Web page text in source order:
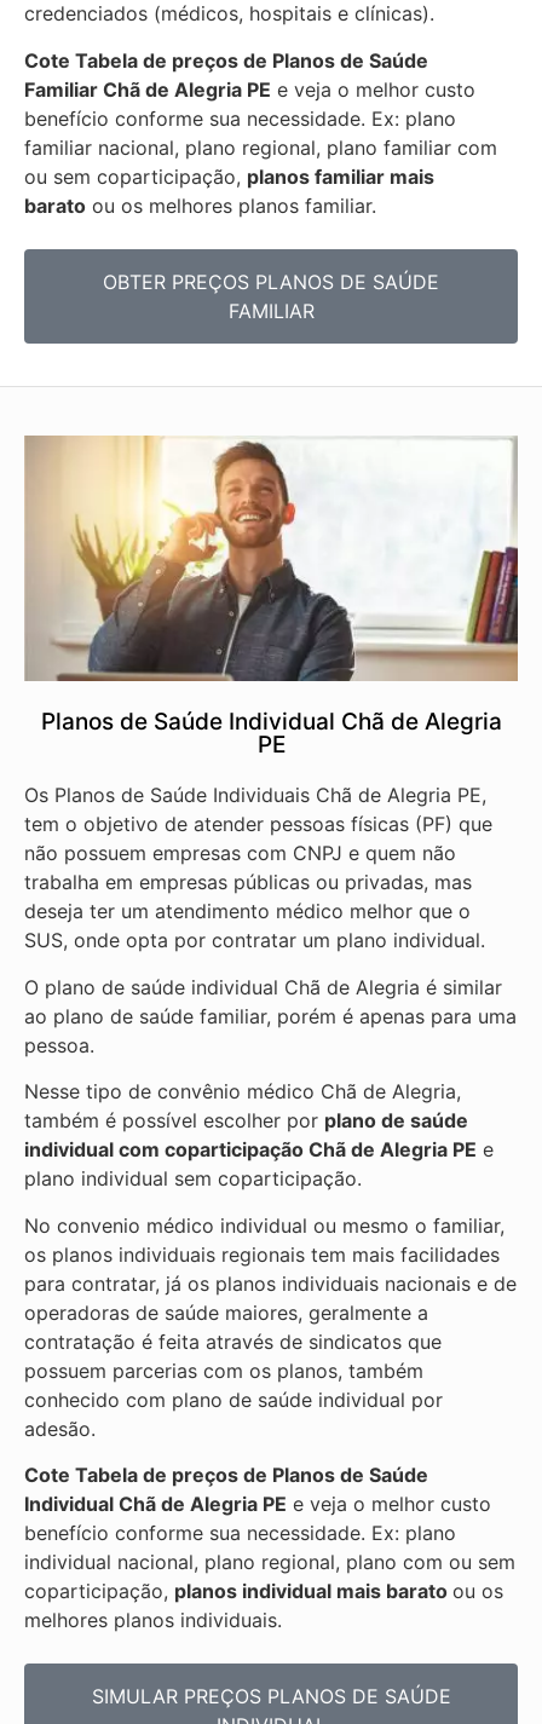
credenciados (médicos, hospitais e clínicas).
Cote Tabela de preços de Planos de Saúde
Familiar Chã de Alegria PE e veja o melhor custo
benefício conforme sua necessidade. Ex: plano
familiar nacional, plano regional, plano familiar com
ou sem coparticipação, planos familiar mais
barato ou os melhores planos familiar.
OBTER PREÇOS PLANOS DE SAÚDE
FAMILIAR
Planos de Saúde Individual Chã de Alegria
PE
Os Planos de Saúde Individuais Chã de Alegria PE,
tem o objetivo de atender pessoas físicas (PF) que
não possuem empresas com CNPJ e quem não
trabalha em empresas públicas ou privadas, mas
deseja ter um atendimento médico melhor que o
SUS, onde opta por contratar um plano individual.
O plano de saúde individual Chã de Alegria é similar
ao plano de saúde familiar, porém é apenas para uma
pessoa.
Nesse tipo de convênio médico Chã de Alegria,
também é possível escolher por plano de saúde
individual com coparticipação Chã de Alegria PE e
plano individual sem coparticipação.
No convenio médico individual ou mesmo o familiar,
os planos individuais regionais tem mais facilidades
para contratar, já os planos individuais nacionais e de
operadoras de saúde maiores, geralmente a
contratação é feita através de sindicatos que
possuem parcerias com os planos, também
conhecido com plano de saúde individual por
adesão.
Cote Tabela de preços de Planos de Saúde
Individual Chã de Alegria PE e veja o melhor custo
benefício conforme sua necessidade. Ex: plano
individual nacional, plano regional, plano com ou sem
coparticipação, planos individual mais barato ou os
melhores planos individuais.
SIMULAR PREÇOS PLANOS DE SAÚDE